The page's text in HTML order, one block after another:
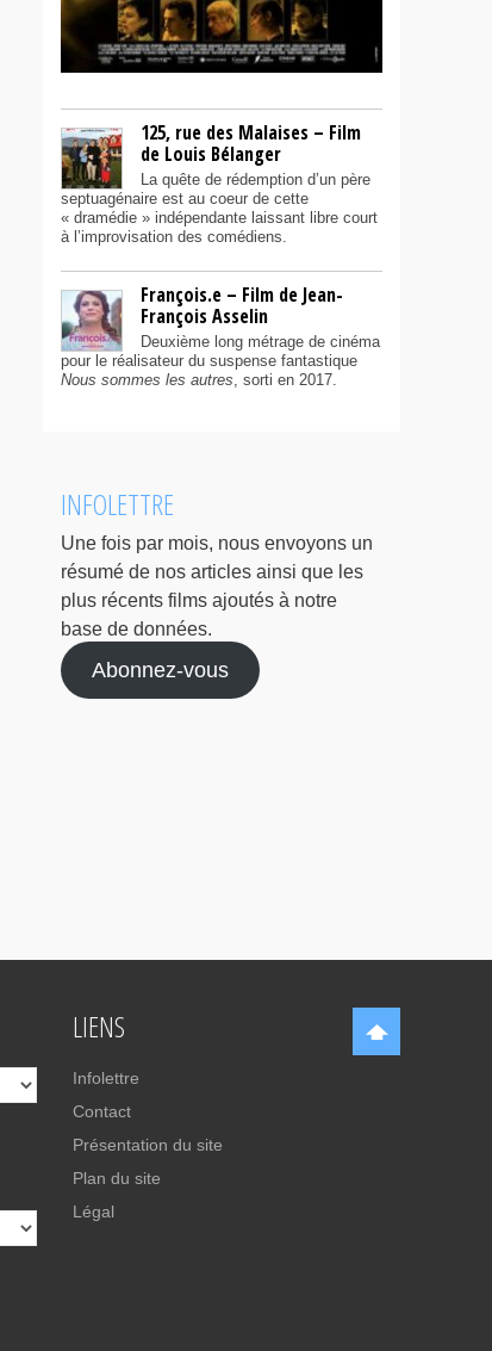
125, rue des Malaises – Film
de Louis Bélanger
La quête de rédemption d’un père
septuagénaire est au coeur de cette
« dramédie » indépendante laissant libre court
à l’improvisation des comédiens.
François.e – Film de Jean-
François Asselin
Deuxième long métrage de cinéma
pour le réalisateur du suspense fantastique
Nous sommes les autres, sorti en 2017.
INFOLETTRE
Une fois par mois, nous envoyons un
résumé de nos articles ainsi que les
plus récents films ajoutés à notre
base de données.
Abonnez-vous
LIENS
Infolettre
Contact
Présentation du site
Plan du site
Légal